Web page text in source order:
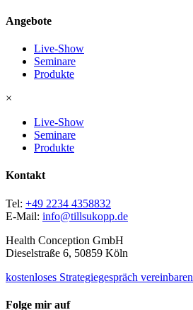
Angebote
Live-Show
Seminare
Produkte
×
Live-Show
Seminare
Produkte
Kontakt
Tel: +49 2234 4358832
E-Mail: info@tillsukopp.de
Health Conception GmbH
Dieselstraße 6, 50859 Köln
kostenloses Strategiegespräch vereinbaren
Folge mir auf